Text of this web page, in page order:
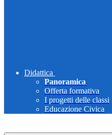
Didattica
Panoramica
Offerta formativa
I progetti delle classi
Educazione Civica